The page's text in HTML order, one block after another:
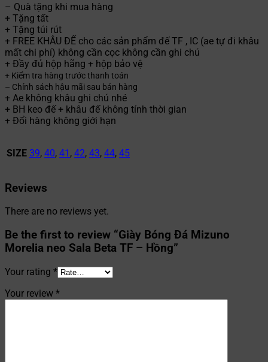
– Quà tặng khi mua hàng
+ Tặng tất
+ Tặng túi rút
+ FREE KHÂU ĐẾ cho các sản phẩm đế TF , IC (ae tự đi khâu
mất chi phí) không cần cọc không cần ghi chú
+ Đầy đủ hộp hãng + hộp bảo vệ
+ Kiểm tra hàng trước thanh toán
– Chính sách hậu mãi sau bán hàng
+ Ae không khâu ghi chú nhé
+ BH keo đế + khâu đế không tính thời gian
+ Đổi hàng không giới hạn
SIZE 39, 40, 41 , 42, 43, 44, 45
Reviews
There are no reviews yet.
Be the first to review “Giày Bóng Đá Mizuno
Morelia neo Sala Beta TF – Hồng”
Your rating *
Your review *